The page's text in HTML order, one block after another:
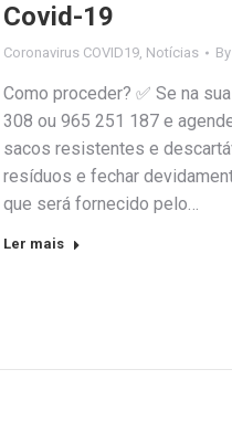
Covid-19
Coronavirus COVID19, Notícias By
Como proceder? ✅ Se na
308 ou 965 251 187 e
sacos resistentes e
resíduos e fechar
que será fornecido pelo…
Ler mais